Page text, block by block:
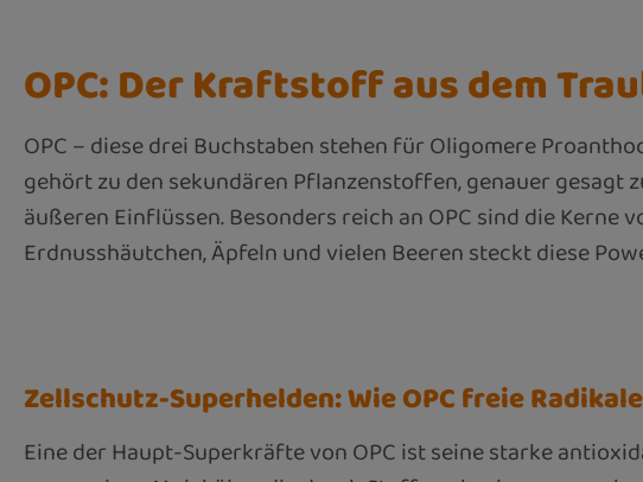
OPC: Der Kraftstoff aus dem
OPC – diese drei Buchstaben stehen für Oligomere
gehört zu den sekundären Pflanzenstoffen, genauer gesagt
äußeren Einflüssen. Besonders reich an OPC sind die
Erdnusshäutchen, Äpfeln und vielen Beeren steckt diese
Zellschutz-Superhelden: Wie OPC freie
Eine der Haupt-Superkräfte von OPC ist seine starke